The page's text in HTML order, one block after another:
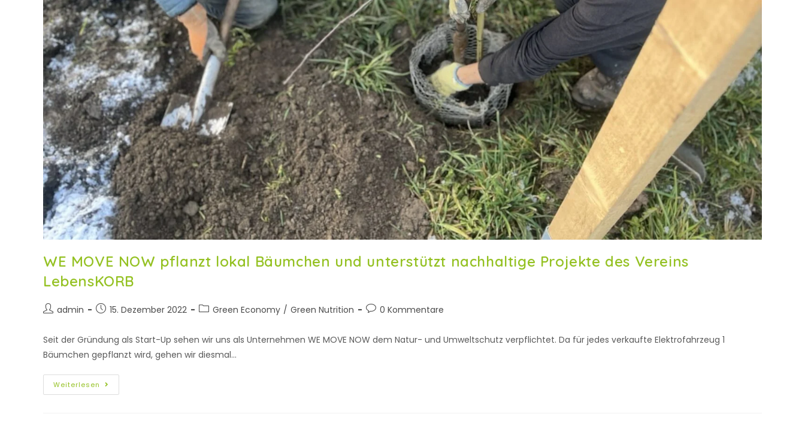
WE MOVE NOW pflanzt lokal Bäumchen und unterstützt nachhaltige Projekte des Vereins
LebensKORB
admin 15. Dezember 2022 Green Economy / Green Nutrition 0 Kommentare
Seit der Gründung als Start-Up sehen wir uns als Unternehmen WE MOVE NOW dem Natur- und Umweltschutz verpflichtet. Da für jedes verkaufte Elektrofahrzeug 1
Bäumchen gepflanzt wird, gehen wir diesmal…
Weiterlesen